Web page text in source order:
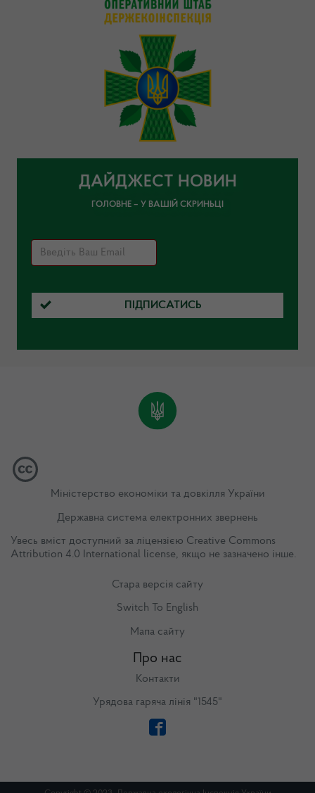
ДАЙДЖЕСТ НОВИН
ГОЛОВНЕ – У ВАШІЙ СКРИНЬЦІ
ПІДПИСАТИСЬ
Міністерство економіки та довкілля України
Державна система електронних звернень
Увесь вміст доступний за ліцензією Creative Commons
Attribution 4.0 International license, якщо не зазначено інше.
Стара версія сайту
Switch To English
Мапа сайту
Про нас
Контакти
Урядова гаряча лінія "1545"